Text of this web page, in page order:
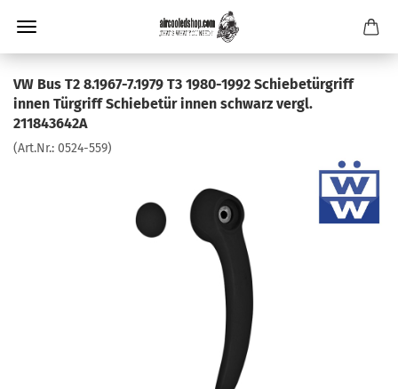
VW Bus T2 8.1967-7.1979 T3 1980-1992 Schiebetürgriff
innen Türgriff Schiebetür innen schwarz vergl.
211843642A
(Art.Nr.: 0524-559)